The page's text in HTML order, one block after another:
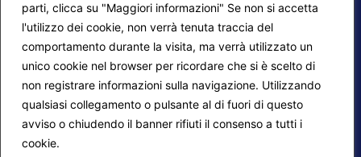
parti, clicca su "Maggiori informazioni" Se non si accetta
l'utilizzo dei cookie, non verrà tenuta traccia del
comportamento durante la visita, ma verrà utilizzato un
unico cookie nel browser per ricordare che si è scelto di
non registrare informazioni sulla navigazione. Utilizzando
qualsiasi collegamento o pulsante al di fuori di questo
avviso o chiudendo il banner rifiuti il consenso a tutti i
cookie.
Login redattori Cookie Policy
Seguici su:
© 2026